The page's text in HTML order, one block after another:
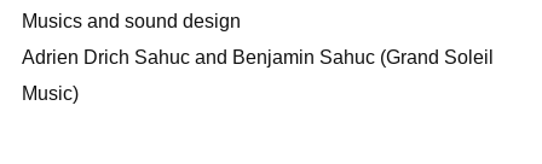
Musics and sound design
Adrien Drich Sahuc and Benjamin Sahuc (Grand Soleil
Music)